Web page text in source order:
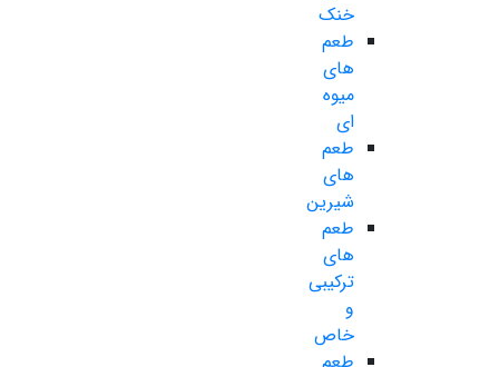
خنک
طعم
های
میوه
ای
طعم
های
شیرین
طعم
های
ترکیبی
و
خاص